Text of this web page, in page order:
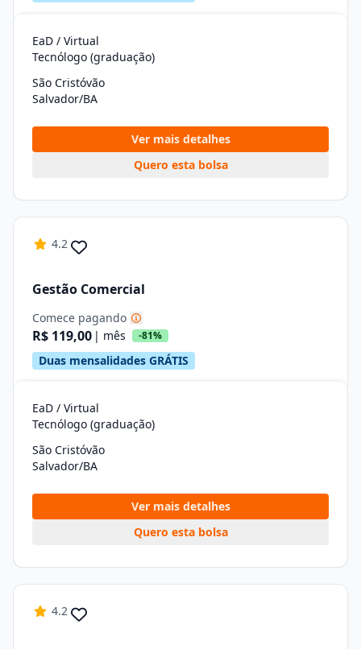
EaD / Virtual
Tecnólogo (graduação)
São Cristóvão
Salvador/BA
Ver mais detalhes
Quero esta bolsa
4.2
Gestão Comercial
Comece pagando
R$ 119,00 | mês -81%
Duas mensalidades GRÁTIS
EaD / Virtual
Tecnólogo (graduação)
São Cristóvão
Salvador/BA
Ver mais detalhes
Quero esta bolsa
4.2